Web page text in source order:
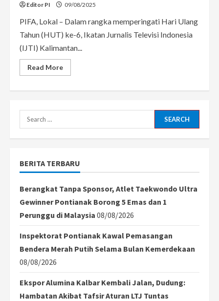
Editor PI 09/08/2025
PIFA, Lokal – Dalam rangka memperingati Hari Ulang
Tahun (HUT) ke-6, Ikatan Jurnalis Televisi Indonesia
(IJTI) Kalimantan...
Read MoreRead
more
Rangka
dari
Search
for:
BERITA TERBARU
Berangkat Tanpa Sponsor, Atlet Taekwondo Ultra
Gewinner Pontianak Borong 5 Emas dan 1
Perunggu di Malaysia 08/08/2026
Inspektorat Pontianak Kawal Pemasangan
Bendera Merah Putih Selama Bulan Kemerdekaan
08/08/2026
Ekspor Alumina Kalbar Kembali Jalan, Dudung:
Hambatan Akibat Tafsir Aturan LTJ Tuntas